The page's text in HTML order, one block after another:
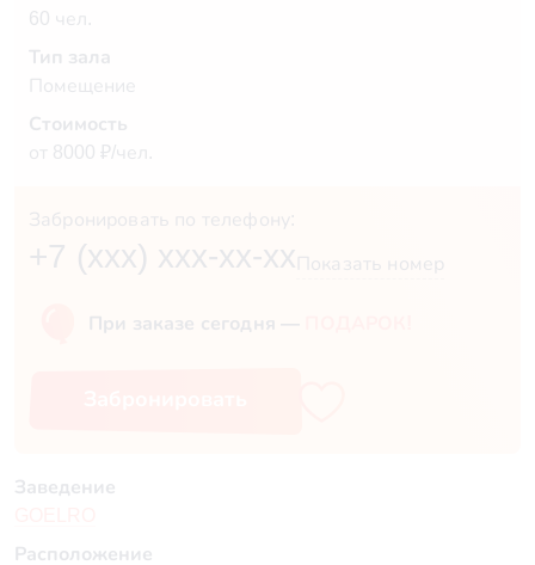
60 чел.
Тип зала
Помещение
Стоимость
от 8000 ₽/чел.
Забронировать по телефону:
+7 (xxx) xxx-xx-xx Показать номер
При заказе сегодня —
Заведение
Расположение